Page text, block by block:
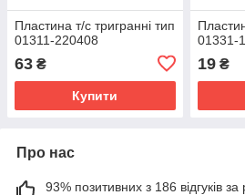
Пластина т/с тригранні тип
01311-220408
63 ₴
Купити
01331-
19₴
Про нас
93% позитивних з 186 відгуків за